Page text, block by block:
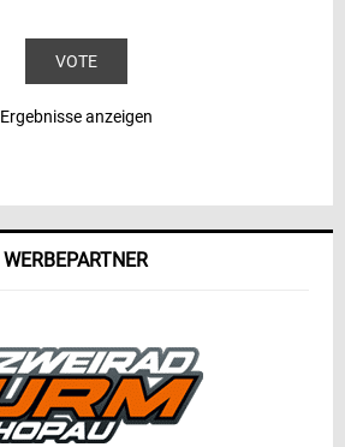
Ergebnisse anzeigen
WERBEPARTNER